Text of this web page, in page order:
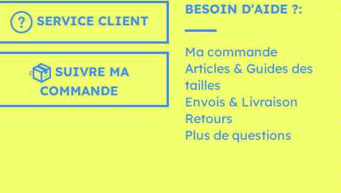
SERVICE CLIENT
SUIVRE MA
COMMANDE
BESOIN D'AIDE ?:
Ma commande
Articles & Guides des
tailles
Envois & Livraison
Retours
Plus de questions